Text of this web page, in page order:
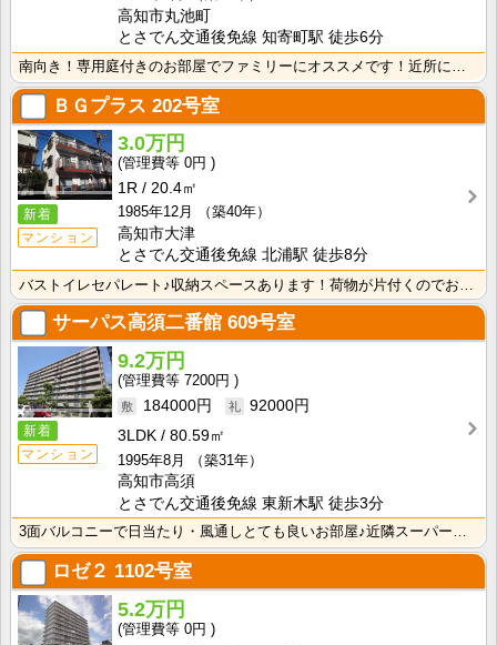
高知市丸池町
とさでん交通後免線 知寄町駅 徒歩6分
ＢＧプラス 202号室
新着
マンション
3.0万円
0円
1R
20.4㎡
1985年12月
（築40年）
高知市大津
とさでん交通後免線 北浦駅 徒歩8分
サーパス高須二番館 609号室
新着
マンション
9.2万円
7200円
184000円
92000円
3LDK
80.59㎡
1995年8月
（築31年）
高知市高須
とさでん交通後免線 東新木駅 徒歩3分
3面バルコニーで日当たり・風通しとても良いお部屋♪近隣スーパー歩いて1分の分譲賃貸マンションです★
ロゼ２ 1102号室
5.2万円
0円